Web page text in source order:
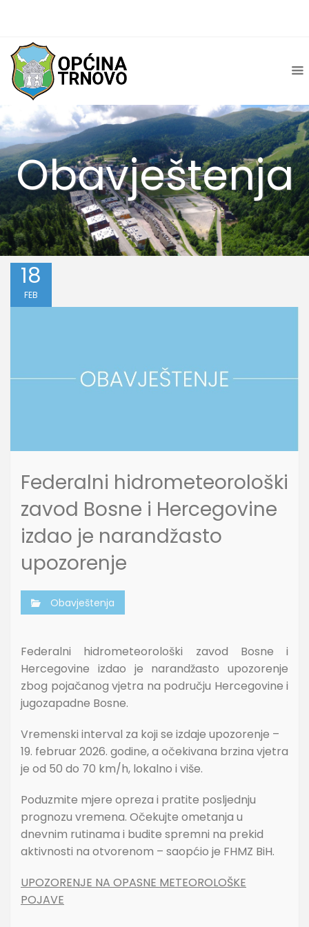
Obavještenja
18
FEB
Federalni hidrometeorološki
zavod Bosne i Hercegovine
izdao je narandžasto
upozorenje
Obavještenja
Federalni hidrometeorološki zavod Bosne i
Hercegovine izdao je narandžasto upozorenje
zbog pojačanog vjetra na području Hercegovine i
jugozapadne Bosne.
Vremenski interval za koji se izdaje upozorenje –
19. februar 2026. godine, a očekivana brzina vjetra
je od 50 do 70 km/h, lokalno i više.
Poduzmite mjere opreza i pratite posljednju
prognozu vremena. Očekujte ometanja u
dnevnim rutinama i budite spremni na prekid
aktivnosti na otvorenom – saopćio je FHMZ BiH.
UPOZORENJE NA OPASNE METEOROLOŠKE
POJAVE